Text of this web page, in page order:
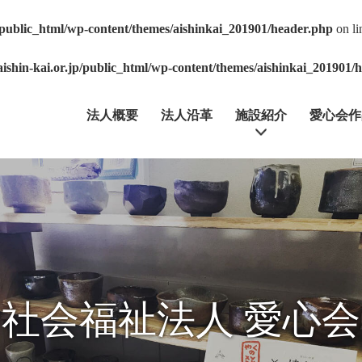
wp-content/themes/aishinkai_201901/header.php on
kai.or.jp/public_html/wp-content/themes/aishinkai_201901/
法人概要 法人沿革 施設紹介 愛心会
社会福祉法人 愛心会